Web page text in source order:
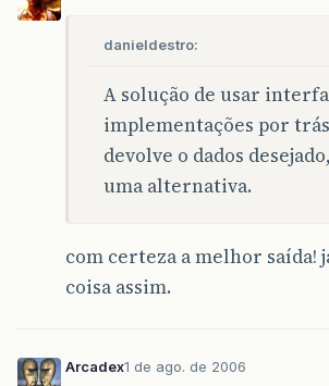
danieldestro:
A solução de usar
implementações por
devolve o dados
uma alternativa.
com certeza a melhor saída!
coisa assim.
Arcadex1 de ago. de 2006